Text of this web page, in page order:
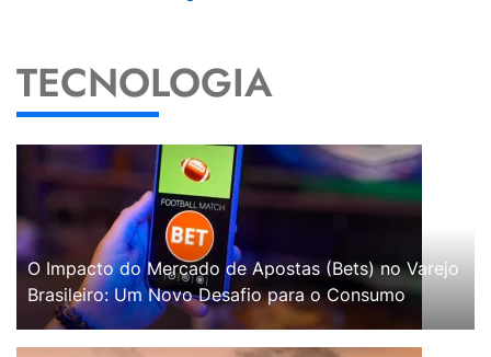
TECNOLOGIA
O Impacto do Mercado de Apostas (Bets) no Varejo
Brasileiro: Um Novo Desafio para o Consumo